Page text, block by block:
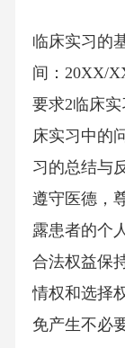
临床实习的
间：20XX/
要求2临床
床实习中的
习的总结与
遵守医德，
露患者的个
合法权益保
情权和选择
免产生不必